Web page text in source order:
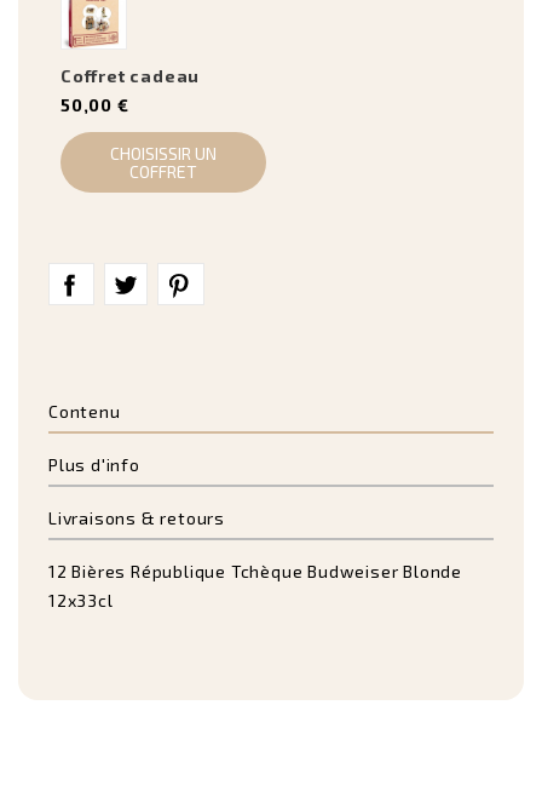
Coffret cadeau
50,00 €
CHOISISSIR UN
COFFRET
Contenu
Plus d'info
Livraisons & retours
12 Bières République Tchèque Budweiser Blonde
12x33cl